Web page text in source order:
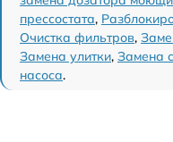
прессостата,
Очистка фильтров,
Замена улитки, Замена
насоса.